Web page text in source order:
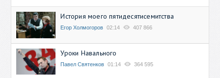
История моего пятидесятисемитства
Егор Холмогоров 02:14 407 866
Уроки Навального
Павел Святенков 01:14 364 595